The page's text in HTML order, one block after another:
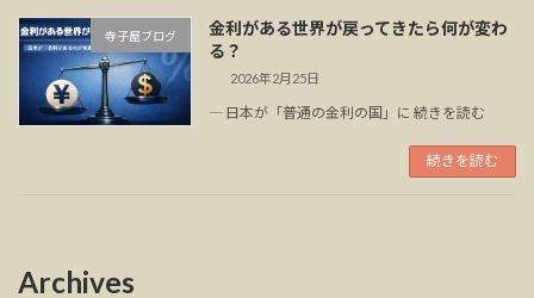
寺子屋ブログ
金利がある世界が戻ってきたら何が変わ
る？
2026年2月25日
― 日本が「普通の金利の国」に 続きを読む
続きを読む
Archives